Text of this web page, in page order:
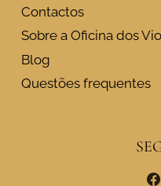
Contactos
Sobre a Oficina dos
Blog
Questões frequentes